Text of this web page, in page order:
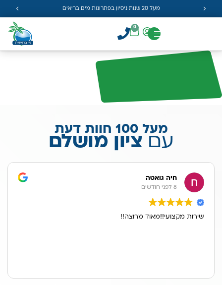
מעל 20 שנות ניסיון בפתרונות מים בריאים
0
מעל 100 חוות דעת
עםציון מושלם
חיה גואטה
8 לפני חודשים
שירות מקצועי!!מאוד מרוצה!!